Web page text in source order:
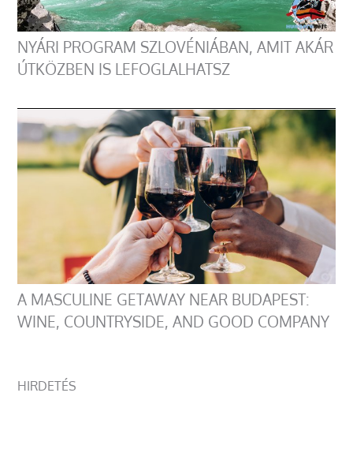
NYÁRI PROGRAM SZLOVÉNIÁBAN, AMIT AKÁR
ÚTKÖZBEN IS LEFOGLALHATSZ
A MASCULINE GETAWAY NEAR BUDAPEST:
WINE, COUNTRYSIDE, AND GOOD COMPANY
HIRDETÉS